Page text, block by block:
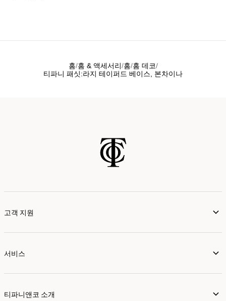
홈 홈 & 액세서리 홈 홈 데코
티파니 패싯:라지 테이퍼드 베이스, 본차이나
고객 지원
서비스
티파니앤코 소개